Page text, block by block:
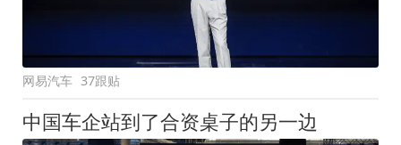
网易汽车 37跟贴
中国车企站到了合资桌子的另一边